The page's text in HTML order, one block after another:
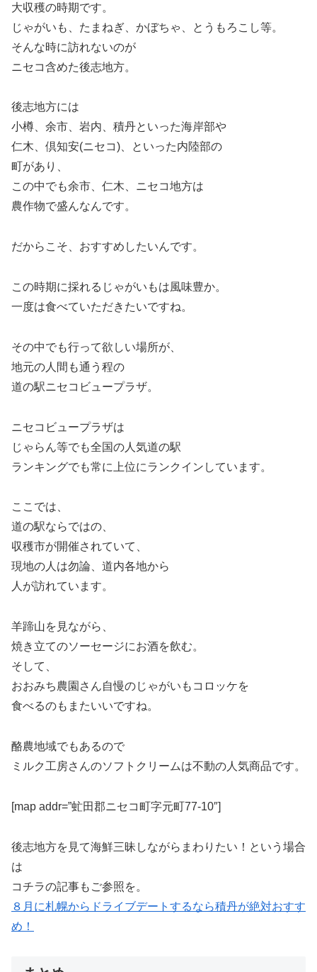
大収穫の時期です。
じゃがいも、たまねぎ、かぼちゃ、とうもろこし等。
そんな時に訪れないのが
ニセコ含めた後志地方。
後志地方には
小樽、余市、岩内、積丹といった海岸部や
仁木、倶知安(ニセコ)、といった内陸部の
町があり、
この中でも余市、仁木、ニセコ地方は
農作物で盛んなんです。
だからこそ、おすすめしたいんです。
この時期に採れるじゃがいもは風味豊か。
一度は食べていただきたいですね。
その中でも行って欲しい場所が、
地元の人間も通う程の
道の駅ニセコビュープラザ。
ニセコビュープラザは
じゃらん等でも全国の人気道の駅
ランキングでも常に上位にランクインしています。
ここでは、
道の駅ならではの、
収穫市が開催されていて、
現地の人は勿論、道内各地から
人が訪れています。
羊蹄山を見ながら、
焼き立てのソーセージにお酒を飲む。
そして、
おおみち農園さん自慢のじゃがいもコロッケを
食べるのもまたいいですね。
酪農地域でもあるので
ミルク工房さんのソフトクリームは不動の人気商品です。
[map addr=”虻田郡ニセコ町字元町77-10″]
後志地方を見て海鮮三昧しながらまわりたい！という場合
は
コチラの記事もご参照を。
８月に札幌からドライブデートするなら積丹が絶対おすす
め！